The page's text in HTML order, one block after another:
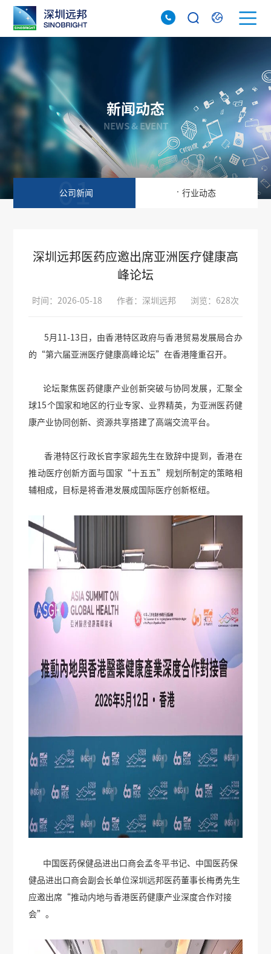
新闻动态
NEWS & EVENT
公司新闻
01 . 行业动态
02
深圳远邦医药应邀出席亚洲医疗健康高
峰论坛
时间：2026-05-18 作者：深圳远邦 浏览：628次
5月11-13日，由香港特区政府与香港贸易发展局合办
的“第六届亚洲医疗健康高峰论坛”在香港隆重召开。
论坛聚焦医药健康产业创新突破与协同发展，汇聚全
球15个国家和地区的行业专家、业界精英，为亚洲医药健
康产业协同创新、资源共享搭建了高端交流平台。
香港特区行政长官李家超先生在致辞中提到，香港在
推动医疗创新方面与国家“十五五”规划所制定的策略相
辅相成，目标是将香港发展成国际医疗创新枢纽。
中国医药保健品进出口商会孟冬平书记、中国医药保
健品进出口商会副会长单位深圳远邦医药董事长梅勇先生
应邀出席“推动内地与香港医药健康产业深度合作对接
会”。